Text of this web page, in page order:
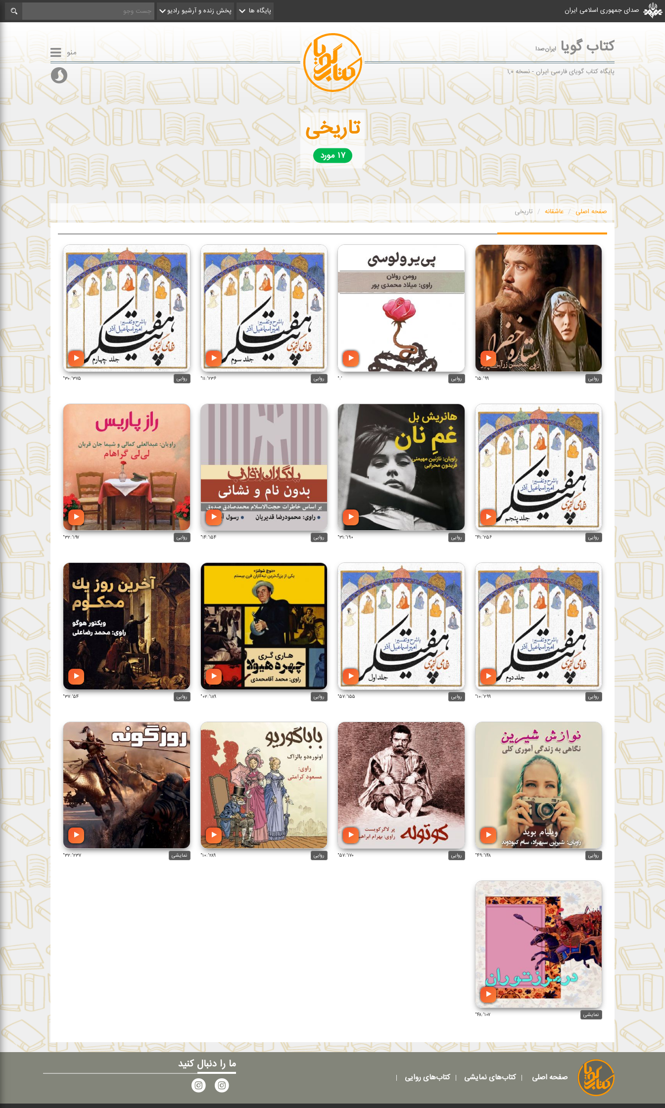
صدای جمهوری اسلامی ایران پایگاه ها پخش زنده و آرشیو رادیو
کتاب گویا ایران‌صدا منو
پایگاه کتاب گویای فارسی ایران - نسخه ۱,۰
تاریخی
۱۷ مورد
صفحه اصلی عاشقانه تاریخی
روایی ۹۹':۱۵" روایی ':" روایی ۲۳۶':۱۱" روایی ۳۷۵':۳۰"
روایی ۲۵۶':۴۱" روایی ۱۹۰':۳۱" روایی ۱۵۴':۱۴" روایی ۱۹۷':۳۲"
روایی ۲۹۹':۱۰" روایی ۱۵۵':۵۷" روایی ۱۸۹':۰۲" روایی ۵۴':۳۷"
روایی ۱۴۸':۴۹" روایی ۱۷۰':۵۷" روایی ۲۸۹':۱۰" نمایشی ۲۳۷':۳۲"
نمایشی ۱۰۷':۴۸"
صفحه اصلی کتاب‌های نمایشی کتاب‌های روایی
ما را دنبال کنید